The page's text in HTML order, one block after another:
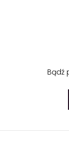
Miękka,
Modelka nosi
Bądź